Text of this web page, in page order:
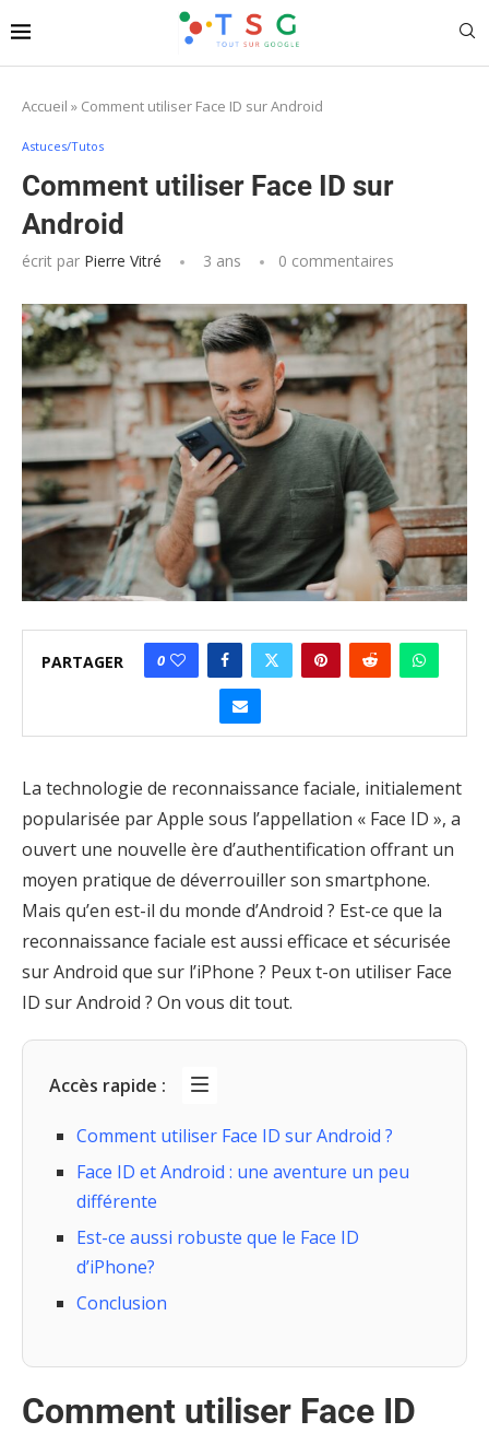
Accueil » Comment utiliser Face ID sur Android
Astuces/Tutos
Comment utiliser Face ID sur
Android
écrit par Pierre Vitré 3 ans 0 commentaires
PARTAGER 0
La technologie de reconnaissance faciale, initialement
popularisée par Apple sous l’appellation « Face ID », a
ouvert une nouvelle ère d’authentification offrant un
moyen pratique de déverrouiller son smartphone.
Mais qu’en est-il du monde d’Android ? Est-ce que la
reconnaissance faciale est aussi efficace et sécurisée
sur Android que sur l’iPhone ? Peux t-on utiliser Face
ID sur Android ? On vous dit tout.
Accès rapide :
Comment utiliser Face ID sur Android ?
Face ID et Android : une aventure un peu
différente
Est-ce aussi robuste que le Face ID
d’iPhone?
Conclusion
Comment utiliser Face ID